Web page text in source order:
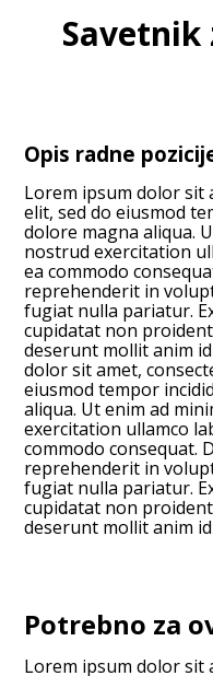
Savetnik
Opis radne
Lorem ipsum dolor sit
elit, sed do eiusmod
dolore magna aliqua.
nostrud exercitation
ea commodo
reprehenderit in
fugiat nulla pariatur.
cupidatat non
deserunt mollit anim
dolor sit amet,
eiusmod tempor
aliqua. Ut enim ad
exercitation ullamco
commodo consequat.
reprehenderit in
fugiat nulla pariatur.
cupidatat non
deserunt mollit anim
Potrebno za
Lorem ipsum dolor sit